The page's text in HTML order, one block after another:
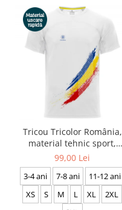
Tricou Tricolor România,
material tehnic sport,
bărbat, culoare albă, CS19
99,00 Lei
3-4 ani 7-8 ani
11-12 ani
XS
S M L XL
2XL